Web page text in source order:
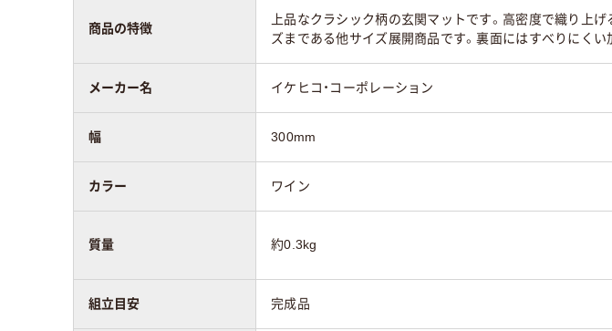
商品の特徴
上品なクラシック柄の玄関マットです。高密度で織り上
ズまである他サイズ展開商品です。裏面にはすべりにくい
メーカー名 イケヒコ・コーポレーション
幅 300mm
カラー ワイン
質量 約0.3kg
組立目安 完成品